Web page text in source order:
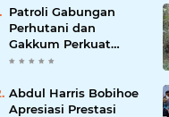
Patroli Gabungan
Perhutani dan
Gakkum Perkuat
Pengamanan Hutan di
Abdul Harris Bobihoe
Apresiasi Prestasi